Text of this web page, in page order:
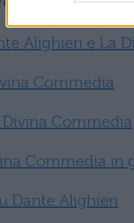
Alighieri e La
Commedia
Divina Commedia
Commedia in
Dante Alighieri